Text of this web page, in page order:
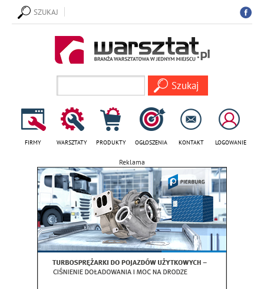
SZUKAJ
FIRMY WARSZTATY PRODUKTY OGŁOSZENIA KONTAKT LOGOWANIE
Reklama